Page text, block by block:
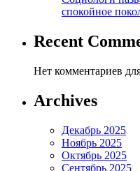
спокойное
Recent
Нет комментариев
Archives
Декабрь 2025
Ноябрь 2025
Октябрь 2025
Сентябрь 2025